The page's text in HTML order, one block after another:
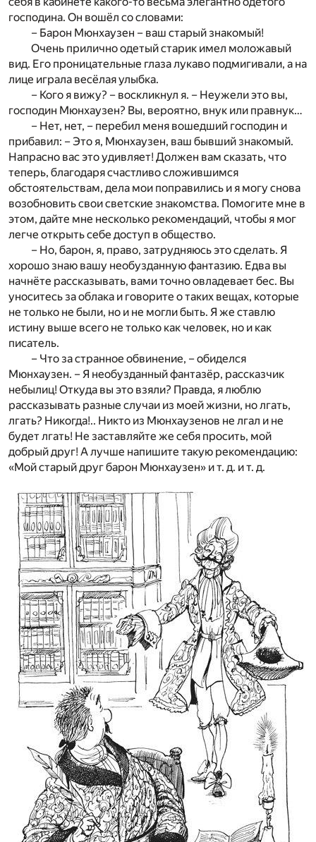
господина. Он вошёл со словами:
– Барон Мюнхаузен – ваш старый знакомый!
Очень прилично одетый старик имел моложавый
вид. Его проницательные глаза лукаво подмигивали, а на
лице играла весёлая улыбка.
– Кого я вижу? – воскликнул я. – Неужели это вы,
господин Мюнхаузен? Вы, вероятно, внук или правнук…
– Нет, нет, – перебил меня вошедший господин и
прибавил: – Это я, Мюнхаузен, ваш бывший знакомый.
Напрасно вас это удивляет! Должен вам сказать, что
теперь, благодаря счастливо сложившимся
обстоятельствам, дела мои поправились и я могу снова
возобновить свои светские знакомства. Помогите мне в
этом, дайте мне несколько рекомендаций, чтобы я мог
легче открыть себе доступ в общество.
– Но, барон, я, право, затрудняюсь это сделать. Я
хорошо знаю вашу необузданную фантазию. Едва вы
начнёте рассказывать, вами точно овладевает бес. Вы
уноситесь за облака и говорите о таких вещах, которые
не только не были, но и не могли быть. Я же ставлю
истину выше всего не только как человек, но и как
писатель.
– Что за странное обвинение, – обиделся
Мюнхаузен. – Я необузданный фантазёр, рассказчик
небылиц! Откуда вы это взяли? Правда, я люблю
рассказывать разные случаи из моей жизни, но лгать,
лгать? Никогда!.. Никто из Мюнхаузенов не лгал и не
будет лгать! Не заставляйте же себя просить, мой
добрый друг! А лучше напишите такую рекомендацию:
«Мой старый друг барон Мюнхаузен» и т. д. и т. д.